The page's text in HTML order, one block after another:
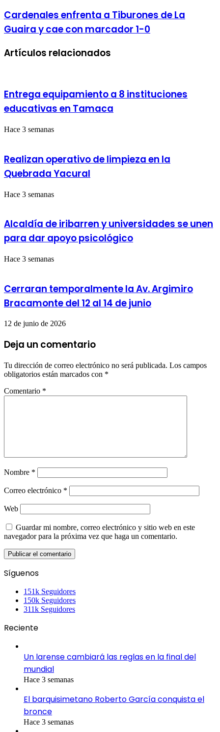
digital
para
Iribarren
y
Cardenales
enfrenta
a
La
con
marcador
1-
Cardenales enfrenta a Tiburones de La
Guaira y cae con marcador 1-0
Artículos relacionados
Entrega equipamiento a 8 instituciones
educativas en Tamaca
Hace 3 semanas
Realizan operativo de limpieza en la
Quebrada Yacural
Hace 3 semanas
Alcaldía de iribarren y universidades se unen
para dar apoyo psicológico
Hace 3 semanas
Cerraran temporalmente la Av. Argimiro
Bracamonte del 12 al 14 de junio
12 de junio de 2026
Deja un comentario
Tu dirección de correo electrónico no será publicada. Los campos
obligatorios están marcados con *
Comentario *
Nombre *
Correo electrónico *
Web
Guardar mi nombre, correo electrónico y sitio web en este
navegador para la próxima vez que haga un comentario.
Síguenos
151k Seguidores
150k Seguidores
311k Seguidores
Reciente
Un larense cambiará las reglas en la final del
mundial
Hace 3 semanas
El barquisimetano Roberto García conquista el
bronce
Hace 3 semanas